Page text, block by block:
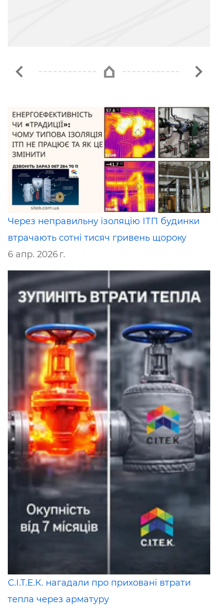
Через неправильну ізоляцію ІТП будинки
втрачають сотні тисяч гривень щороку
6 апр. 2026 г.
С.І.Т.Е.К. нагадали про приховані втрати
тепла через арматуру